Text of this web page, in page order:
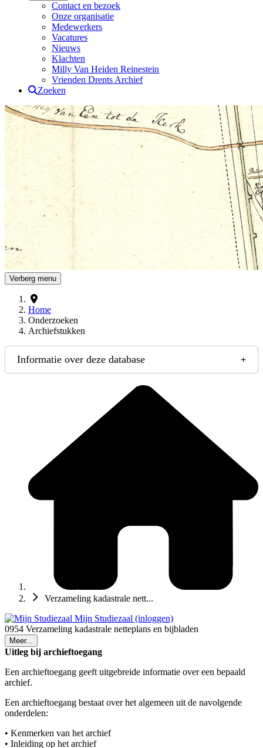
Contact en bezoek
Onze organisatie
Medewerkers
Vacatures
Nieuws
Klachten
Milly Van Heiden Reinestein
Vrienden Drents Archief
Zoeken
Drents Archief
Verberg menu
Home
Onderzoeken
Archiefstukken
Informatie over deze database
Verzameling kadastrale nett...
Mijn Studiezaal (inloggen)
0954 Verzameling kadastrale netteplans en bijbladen
Meer...
Uitleg bij archieftoegang
Een archieftoegang geeft uitgebreide informatie over een bepaald
archief.
Een archieftoegang bestaat over het algemeen uit de navolgende
onderdelen:
• Kenmerken van het archief
• Inleiding op het archief